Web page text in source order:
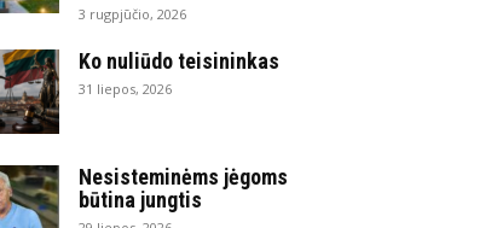
3 rugpjūčio, 2026
Ko nuliūdo teisininkas
31 liepos, 2026
Nesisteminėms jėgoms
būtina jungtis